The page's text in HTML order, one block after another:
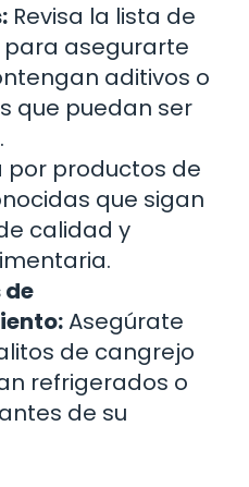
Revisa la lista de
asegurarte
aditivos o
que puedan ser
por productos de
que sigan
calidad y
de
Asegúrate
de cangrejo
refrigerados o
de su